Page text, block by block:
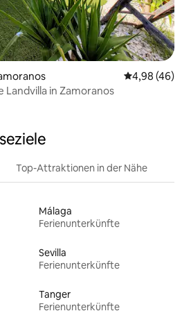
4,98 (46)
Landvilla in Zamoranos
Top-Attraktionen in der Nähe
Málaga
Ferienunterkünfte
Sevilla
Ferienunterkünfte
Tanger
Ferienunterkünfte